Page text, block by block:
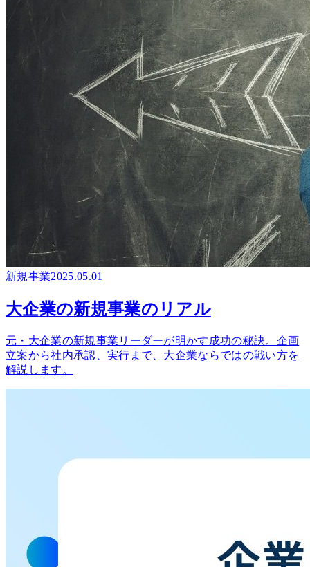
新規事業2025.05.01
大企業の新規事業のリアル
元・大企業の新規事業リーダーが明かす成功の秘訣。企画
立案から社内承認、実行まで、大企業ならではの戦い方を
解説します。